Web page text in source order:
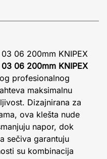
06 200mm KNIPEX
06 200mm KNIPEX
profesionalnog
maksimalnu
Dizajnirana za
ova klešta nude
napor, dok
sečiva garantuju
su kombinacija